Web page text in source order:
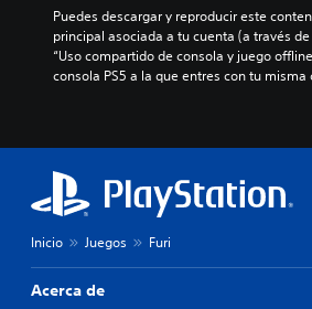
Puedes descargar y reproducir este
principal asociada a tu cuenta (a través
“Uso compartido de consola y juego
consola PS5 a la que entres con tu misma
Inicio Juegos Furi
Acerca de